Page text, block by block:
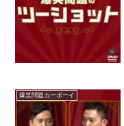
爆笑問題カーボーイ